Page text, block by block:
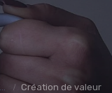
Création de valeur